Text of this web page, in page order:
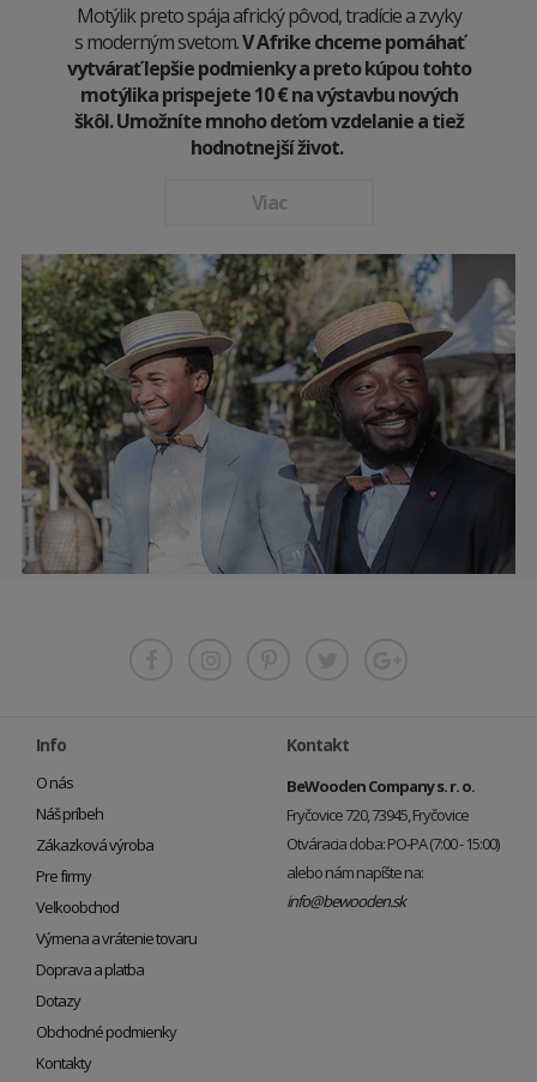
Motýlik preto spája africký pôvod, tradície a zvyky
s moderným svetom.V Afrike chceme pomáhať
vytvárať lepšie podmienky a preto kúpou tohto
motýlika prispejete 10€na výstavbu nových
škôl. Umožníte mnoho deťom vzdelanie a tiež
hodnotnejší život.
Viac
Info
O nás
Náš príbeh
Zákazková výroba
Pre firmy
Veľkoobchod
Výmena a vrátenie tovaru
Doprava a platba
Dotazy
Obchodné podmienky
Kontakty
Kontakt
BeWooden Company s. r. o.
Fryčovice 720, 73945, Fryčovice
Otváracia doba: PO-PA (7:00 - 15:00)
alebo nám napíšte na:
info@bewooden.sk